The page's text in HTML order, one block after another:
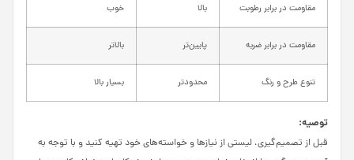
مقاومت در برابر رطوبت بالا خوب
مقاومت در برابر ضربه پایین‌تر بالاتر
تنوع طرح و رنگ محدودتر بسیار بالا
توصیه:
قبل از تصمیم‌گیری، لیستی از نیازها و خواسته‌های خود تهیه کنید و با توجه به